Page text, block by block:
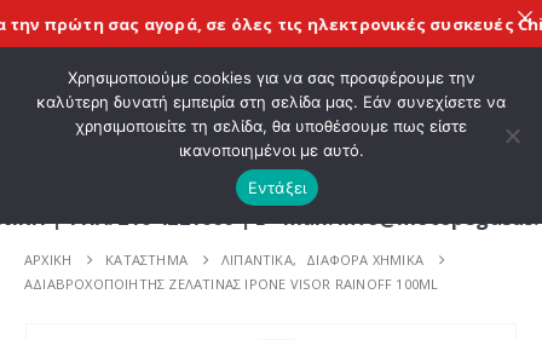
ΚΑΛΩΣ ΗΡΘΑΤΕ ΣΤΟ E-SHOP ΜΟΤΟ ΠΗΓΑΣΟΣ !
4221060 | E - mail: info@motopegasus.com |
ΑΡΧΙΚΉ ΚΑΤΆΣΤΗΜΑ ΛΙΠΑΝΤΙΚΑ,
ΔΙΆΦΟΡΑ ΧΗΜΙΚΆ
ΑΔΙΑΒΡΟΧΟΠΟΙΗΤΗΣ ΖΕΛΑΤΙΝΑΣ IPONE VISOR RAINOFF 100ML
πρώτη σας αγορά, σε όλες τιςηλεκτρονικές συσκευές
Χρησιμοποιούμε cookies για να σας προσφέρουμε την
καλύτερη δυνατή εμπειρία στη σελίδα μας. Εάν συνεχίσετε να
χρησιμοποιείτε τη σελίδα, θα υποθέσουμε πως είστε
ικανοποιημένοι με αυτό.
Εντάξει